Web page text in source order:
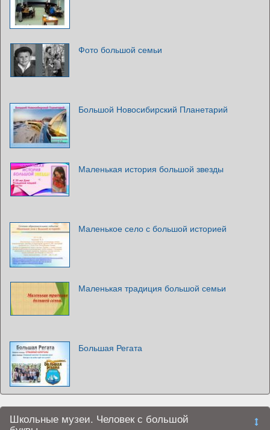
Фото большой семьи
Большой Новосибирский Планетарий
Маленькая история большой звезды
Маленькое село с большой историей
Маленькая традиция большой семьи
Большая Регата
Школьные музеи. Человек с большой